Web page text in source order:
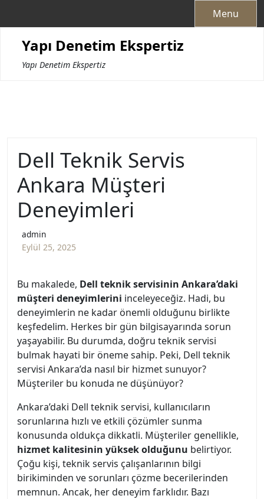
Menu
Yapı Denetim Ekspertiz
Yapı Denetim Ekspertiz
Dell Teknik Servis
Ankara Müşteri
Deneyimleri
admin
Eylül 25, 2025
Bu makalede, Dell teknik servisinin Ankara’daki
müşteri deneyimlerini inceleyeceğiz. Hadi, bu
deneyimlerin ne kadar önemli olduğunu birlikte
keşfedelim. Herkes bir gün bilgisayarında sorun
yaşayabilir. Bu durumda, doğru teknik servisi
bulmak hayati bir öneme sahip. Peki, Dell teknik
servisi Ankara’da nasıl bir hizmet sunuyor?
Müşteriler bu konuda ne düşünüyor?
Ankara’daki Dell teknik servisi, kullanıcıların
sorunlarına hızlı ve etkili çözümler sunma
konusunda oldukça dikkatli. Müşteriler genellikle,
hizmet kalitesinin yüksek olduğunu belirtiyor.
Çoğu kişi, teknik servis çalışanlarının bilgi
birikiminden ve sorunları çözme becerilerinden
memnun. Ancak, her deneyim farklıdır. Bazı